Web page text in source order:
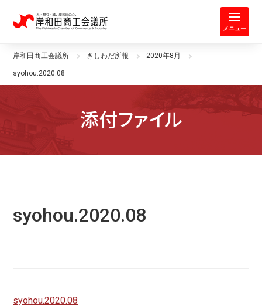
岸和田商工会議所 | 人・祭り・城。
メニュー
岸和田商工会議所 きしわだ所報 2020年8月
syohou.2020.08
添付ファイル
syohou.2020.08
syohou.2020.08